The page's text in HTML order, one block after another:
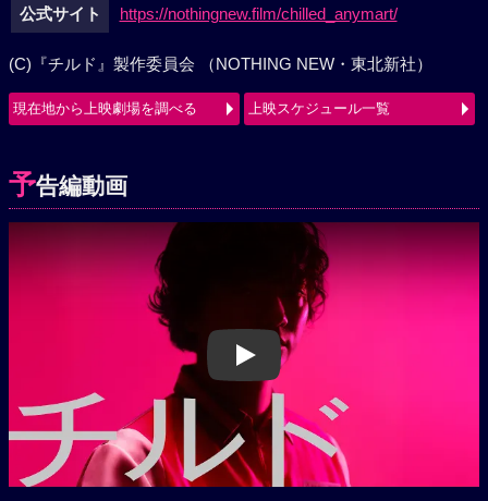
公式サイト https://nothingnew.film/chilled_anymart/
(C)『チルド』製作委員会 （NOTHING NEW・東北新社）
現在地から上映劇場を調べる 上映スケジュール一覧
予告編動画
Play